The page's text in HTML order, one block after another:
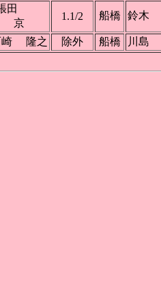
田
京
1.1/2 船橋 鈴木
崎 隆之 除外 船橋 川島